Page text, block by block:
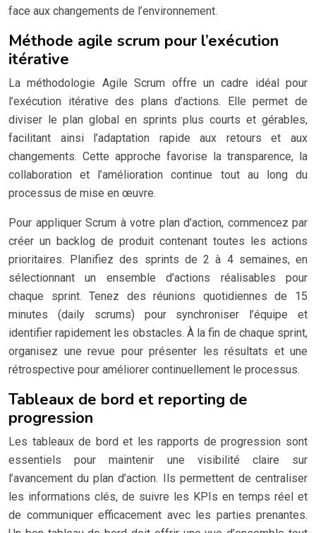
face aux changements de l’environnement.
Méthode agile scrum pour l’exécution
itérative
La méthodologie Agile Scrum offre un cadre idéal pour
l’exécution itérative des plans d’actions. Elle permet de
diviser le plan global en sprints plus courts et gérables,
facilitant ainsi l’adaptation rapide aux retours et aux
changements. Cette approche favorise la transparence, la
collaboration et l’amélioration continue tout au long du
processus de mise en œuvre.
Pour appliquer Scrum à votre plan d’action, commencez par
créer un backlog de produit contenant toutes les actions
prioritaires. Planifiez des sprints de 2 à 4 semaines, en
sélectionnant un ensemble d’actions réalisables pour
chaque sprint. Tenez des réunions quotidiennes de 15
minutes (daily scrums) pour synchroniser l’équipe et
identifier rapidement les obstacles. À la fin de chaque sprint,
organisez une revue pour présenter les résultats et une
rétrospective pour améliorer continuellement le processus.
Tableaux de bord et reporting de
progression
Les tableaux de bord et les rapports de progression sont
essentiels pour maintenir une visibilité claire sur
l’avancement du plan d’action. Ils permettent de centraliser
les informations clés, de suivre les KPIs en temps réel et
de communiquer efficacement avec les parties prenantes.